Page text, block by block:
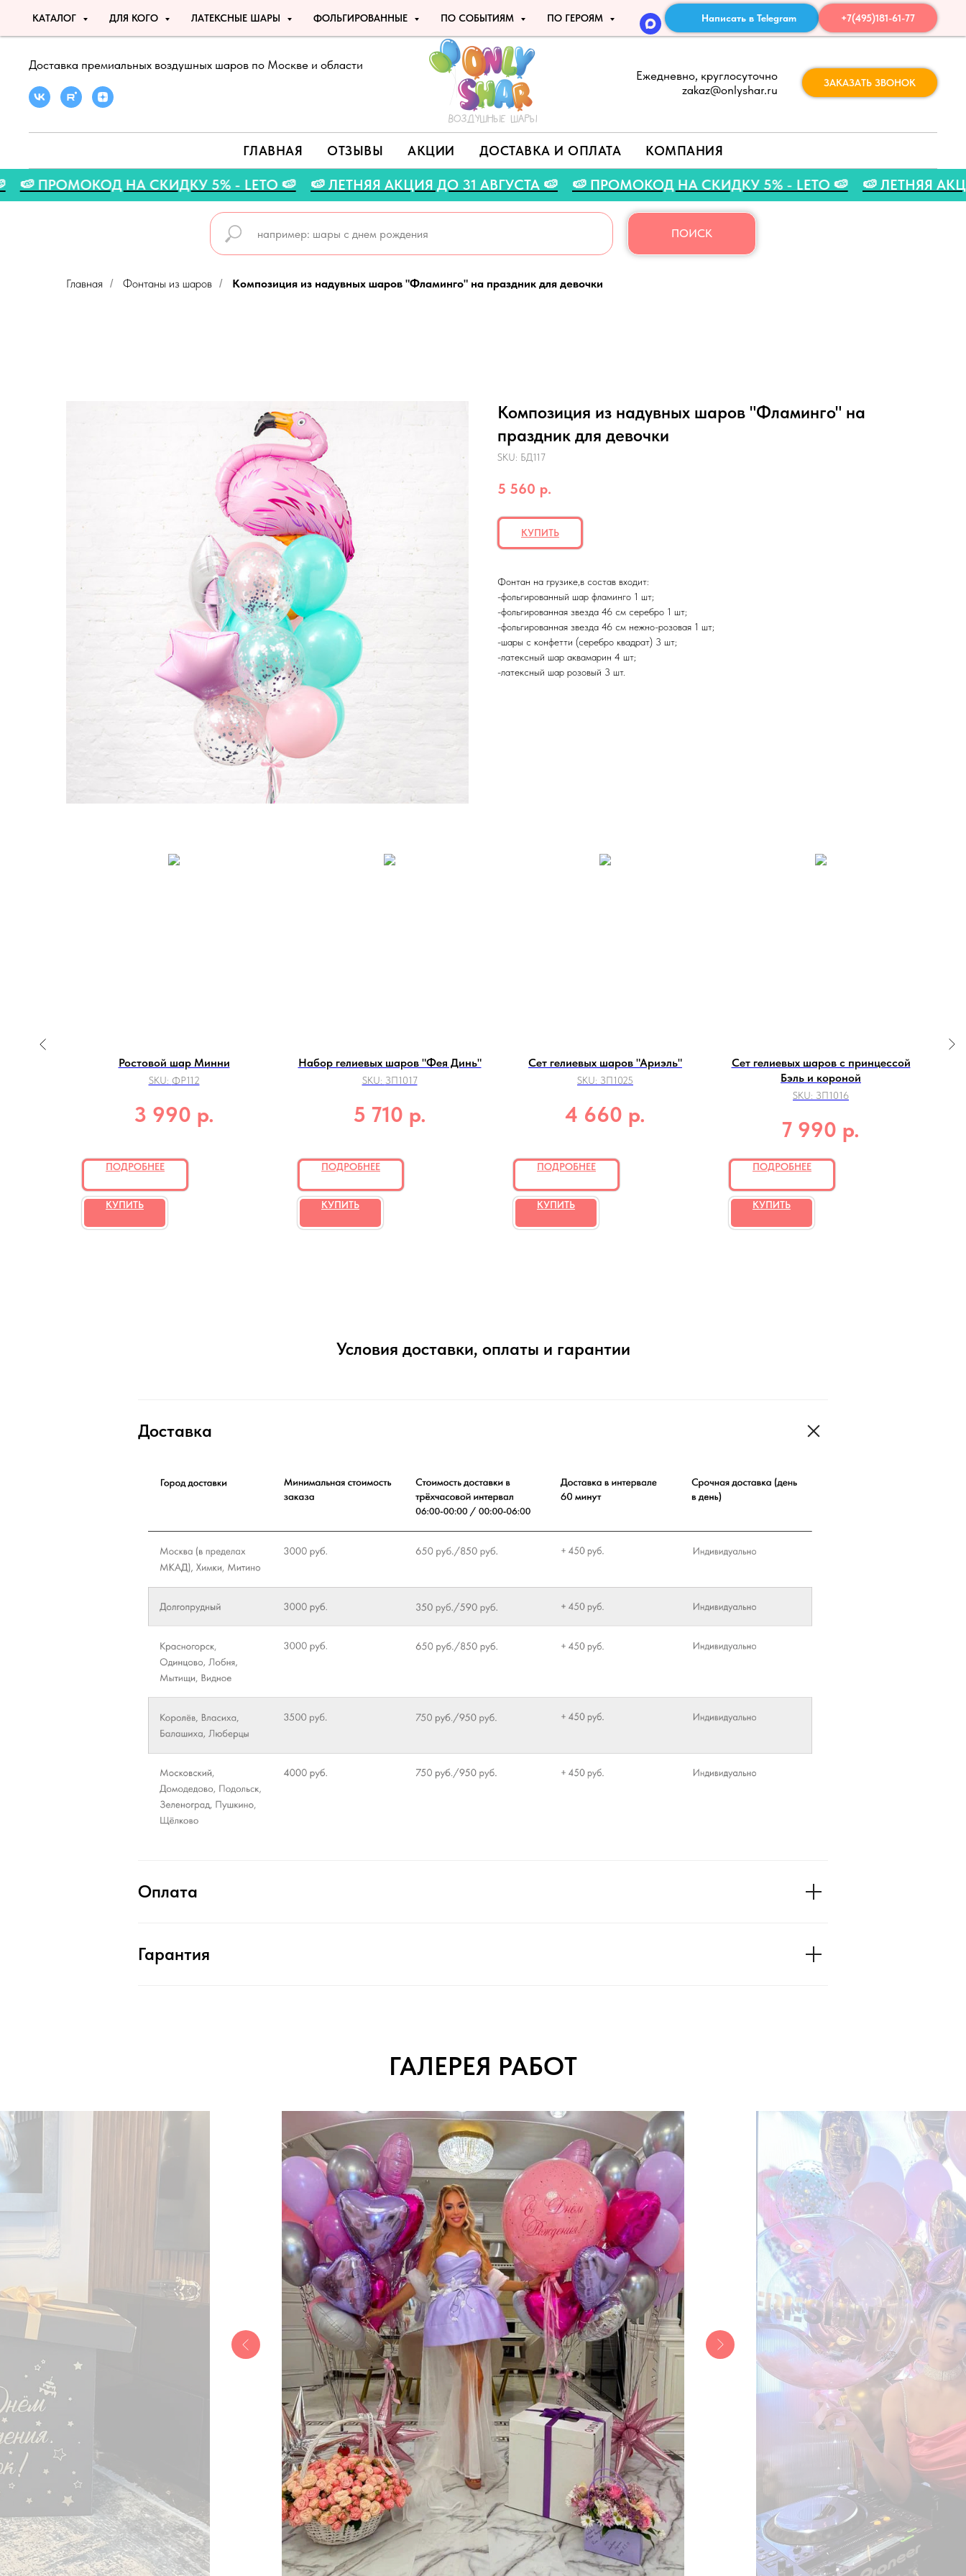
КАТАЛОГ ДЛЯ КОГО ЛАТЕКСНЫЕ ШАРЫ ФОЛЬГИРОВАННЫЕ ПО СОБЫТИЯМ ПО ГЕРОЯМ Написать в Telegram +7(495)181-61-77
Доставка премиальных воздушных шаров по Москве и области
Ежедневно, круглосуточно
zakaz@onlyshar.ru
ЗАКАЗАТЬ ЗВОНОК
ГЛАВНАЯ ОТЗЫВЫ АКЦИИ ДОСТАВКА И ОПЛАТА КОМПАНИЯ
🍉 🍉 ПРОМОКОД НА СКИДКУ 5% - LETO 🍉 🍉 ЛЕТНЯЯ АКЦИЯ ДО 31 АВГУСТА 🍉 🍉 ПРОМОКОД НА СКИДКУ 5% - LETO 🍉 🍉
ПОИСК
Главная / Фонтаны из шаров / Композиция из надувных шаров "Фламинго" на праздник для девочки
Композиция из надувных шаров "Фламинго" на
праздник для девочки
SKU: БД117
5 560 р.
КУПИТЬ
Фонтан на грузике,в состав входит:
-фольгированный шар фламинго 1 шт;
-фольгированная звезда 46 см серебро 1 шт;
-фольгированная звезда 46 см нежно-розовая 1 шт;
-шары с конфетти (серебро квадрат) 3 шт;
-латексный шар аквамарин 4 шт;
-латексный шар розовый 3 шт.
Ростовой шар Минни
SKU: ФР112
3 990 р.
ПОДРОБНЕЕ
КУПИТЬ
Набор гелиевых шаров "Фея Динь"
SKU: ЗП1017
5 710 р.
ПОДРОБНЕЕ
КУПИТЬ
Сет гелиевых шаров "Ариэль"
SKU: ЗП1025
4 660 р.
ПОДРОБНЕЕ
КУПИТЬ
Сет гелиевых шаров с принцессой
Бэль и короной
SKU: ЗП1016
7 990 р.
ПОДРОБНЕЕ
КУПИТЬ
Условия доставки, оплаты и гарантии
Доставка
Оплата
Гарантия
ГАЛЕРЕЯ РАБОТ